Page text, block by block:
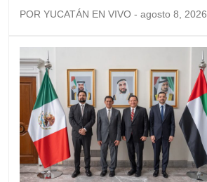
POR YUCATÁN EN VIVO - agosto 8, 2026